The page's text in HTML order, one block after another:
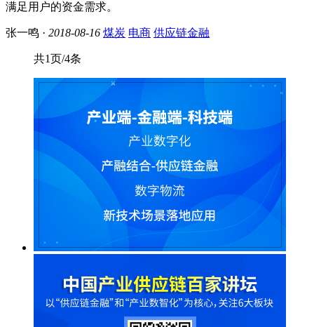
满足用户的资金需求。
张一鸣 · 2018-08-16 煤炭 电商 供应链金融
共1页/4条